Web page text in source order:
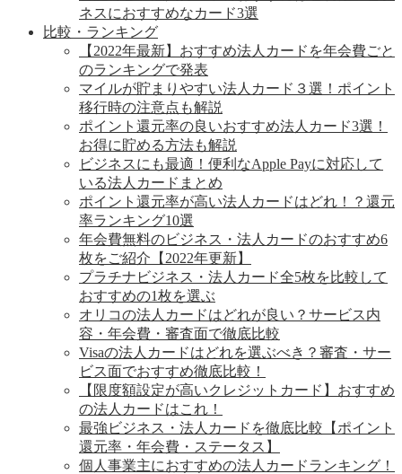
ネスにおすすめなカード3選
比較・ランキング
【2022年最新】おすすめ法人カードを年会費ごと
のランキングで発表
マイルが貯まりやすい法人カード３選！ポイント
移行時の注意点も解説
ポイント還元率の良いおすすめ法人カード3選！
お得に貯める方法も解説
ビジネスにも最適！便利なApple Payに対応して
いる法人カードまとめ
ポイント還元率が高い法人カードはどれ！？還元
率ランキング10選
年会費無料のビジネス・法人カードのおすすめ6
枚をご紹介【2022年更新】
プラチナビジネス・法人カード全5枚を比較して
おすすめの1枚を選ぶ
オリコの法人カードはどれが良い？サービス内
容・年会費・審査面で徹底比較
Visaの法人カードはどれを選ぶべき？審査・サー
ビス面でおすすめ徹底比較！
【限度額設定が高いクレジットカード】おすすめ
の法人カードはこれ！
最強ビジネス・法人カードを徹底比較【ポイント
還元率・年会費・ステータス】
個人事業主におすすめの法人カードランキング！